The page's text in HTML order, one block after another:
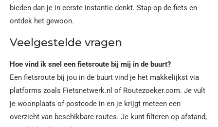
bieden dan je in eerste instantie denkt. Stap op de fiets en
ontdek het gewoon.
Veelgestelde vragen
Hoe vind ik snel een fietsroute bij mij in de buurt?
Een fietsroute bij jou in de buurt vind je het makkelijkst via
platforms zoals Fietsnetwerk.nl of Routezoeker.com. Je vult
je woonplaats of postcode in en je krijgt meteen een
overzicht van beschikbare routes. Je kunt filteren op afstand,